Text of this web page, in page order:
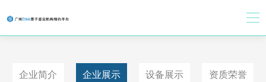
企业简介 企业展示 设备展示 资质荣誉